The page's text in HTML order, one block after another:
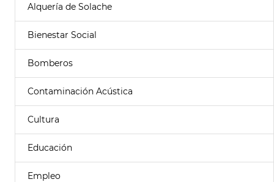
Alquería de Solache
Bienestar Social
Bomberos
Contaminación Acústica
Cultura
Educación
Empleo